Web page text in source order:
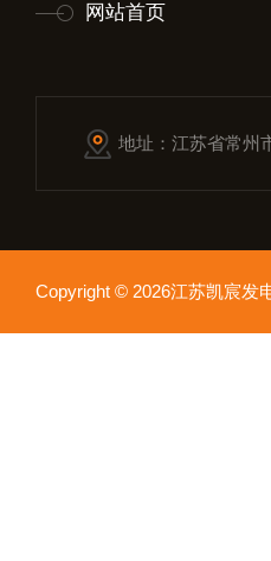
网站首页
地址：江苏省常州
Copyright © 2026江苏凯宸